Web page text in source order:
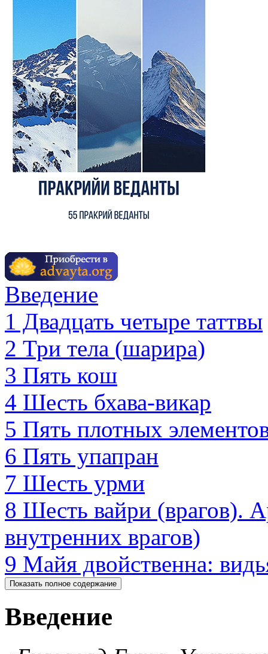
Введение
1 Двадцать четыре таттвы
2 Три тела (шарира)
3 Пять кош
4 Шесть бхава-викар
5 Пять плотных
6 Пять упапран
7 Шесть урми
8 Шесть вайри (врагов).
внутренних врагов)
9 Майя двойственна:
Введение